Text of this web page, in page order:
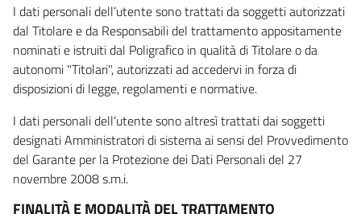
I dati personali dell’utente sono trattati da soggetti autorizzati
dal Titolare e da Responsabili del trattamento appositamente
nominati e istruiti dal Poligrafico in qualità di Titolare o da
autonomi "Titolari", autorizzati ad accedervi in forza di
disposizioni di legge, regolamenti e normative.
I dati personali dell’utente sono altresì trattati dai soggetti
designati Amministratori di sistema ai sensi del Provvedimento
del Garante per la Protezione dei Dati Personali del 27
novembre 2008 s.m.i.
FINALITÀ E MODALITÀ DEL TRATTAMENTO